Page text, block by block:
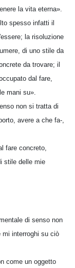
la vita eterna».
spesso infatti il
la risoluzione
di uno stile da
da trovare; il
dal fare,
mani su».
non si tratta di
avere a che fa-,
fare concreto,
stile delle mie
di senso non
mi interroghi su ciò
come un oggetto